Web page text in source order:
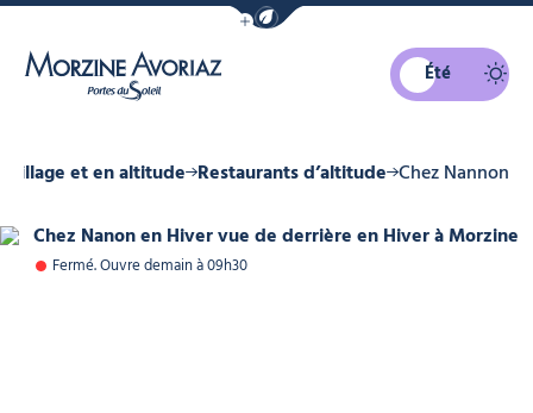
Afficher la barre de navigation du
Été
village et en altitude Restaurants d’altitude Chez Nannon
Chez Nanon en Hiver vue de
Fermé. Ouvre demain à 09h30